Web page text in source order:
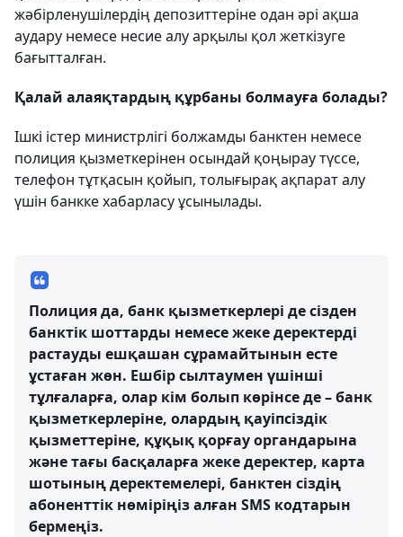
жәбірленушілердің депозиттеріне одан әрі ақша
аудару немесе несие алу арқылы қол жеткізуге
бағытталған.
Қалай алаяқтардың құрбаны болмауға болады?
Ішкі істер министрлігі болжамды банктен немесе
полиция қызметкерінен осындай қоңырау түссе,
телефон тұтқасын қойып, толығырақ ақпарат алу
үшін банкке хабарласу ұсынылады.
Полиция да, банк қызметкерлері де сізден
банктік шоттарды немесе жеке деректерді
растауды ешқашан сұрамайтынын есте
ұстаған жөн. Ешбір сылтаумен үшінші
тұлғаларға, олар кім болып көрінсе де – банк
қызметкерлеріне, олардың қауіпсіздік
қызметтеріне, құқық қорғау органдарына
және тағы басқаларға жеке деректер, карта
шотының деректемелері, банктен сіздің
абоненттік нөміріңіз алған SMS кодтарын
бермеңіз.